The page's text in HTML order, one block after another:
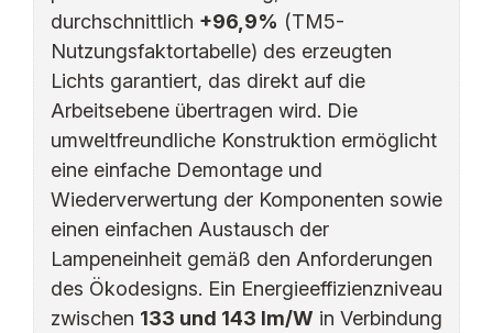
durchschnittlich +96,9% (TM5-
Nutzungsfaktortabelle) des erzeugten
Lichts garantiert, das direkt auf die
Arbeitsebene übertragen wird. Die
umweltfreundliche Konstruktion ermöglicht
eine einfache Demontage und
Wiederverwertung der Komponenten sowie
einen einfachen Austausch der
Lampeneinheit gemäß den Anforderungen
des Ökodesigns. Ein Energieeffizienzniveau
zwischen 133 und 143 lm/W in Verbindung